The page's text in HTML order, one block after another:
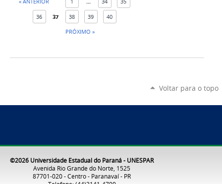
36 37 38 39
40
PRÓXIMO »
Voltar para o topo
©2026 Universidade Estadual do Paraná - UNESPAR
Avenida Rio Grande do Norte, 1525
87701-020 - Centro - Paranavaí - PR